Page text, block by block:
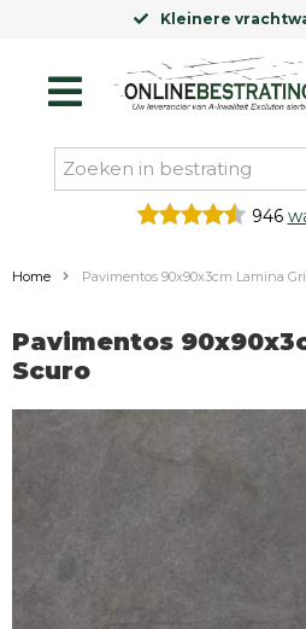
Kleinere
946
Home Pavimentos 90x90x3cm Lamina
Pavimentos
Scuro